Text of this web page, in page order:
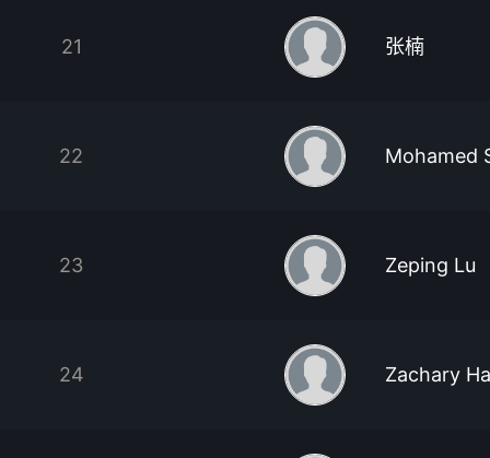
21 张楠
22 Mohamed
23 Zeping Lu
24 Zachary